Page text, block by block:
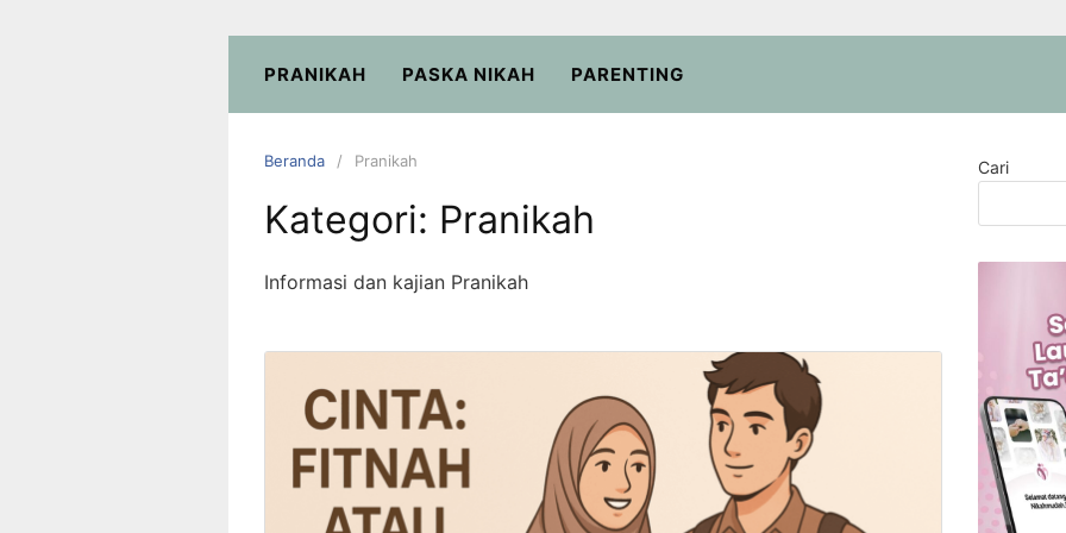
PRANIKAH PASKA NIKAH PARENTING
Beranda Pranikah
Kategori: Pranikah
Informasi dan kajian Pranikah
Cari